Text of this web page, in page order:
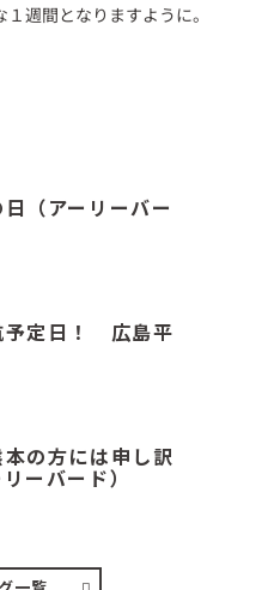
週間となりますように。
（アーリーバー
予定日！ 広島平
の方には申し訳
ーバード）